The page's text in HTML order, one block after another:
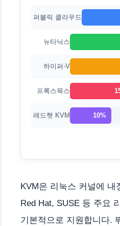
퍼블릭 클라우드
뉴타닉스
하이퍼-V
프록스목스
레드햇 KVM 10%
KVM은 리눅스 커널에 내
Red Hat, SUSE 등 주요
기본적으로 지원합니다.